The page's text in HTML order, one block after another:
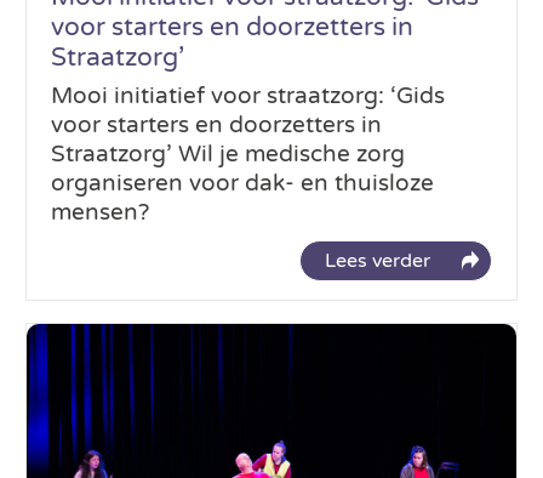
voor starters en doorzetters in
Straatzorg’
Mooi initiatief voor straatzorg: ‘Gids
voor starters en doorzetters in
Straatzorg’ Wil je medische zorg
organiseren voor dak- en thuisloze
mensen?
Lees verder